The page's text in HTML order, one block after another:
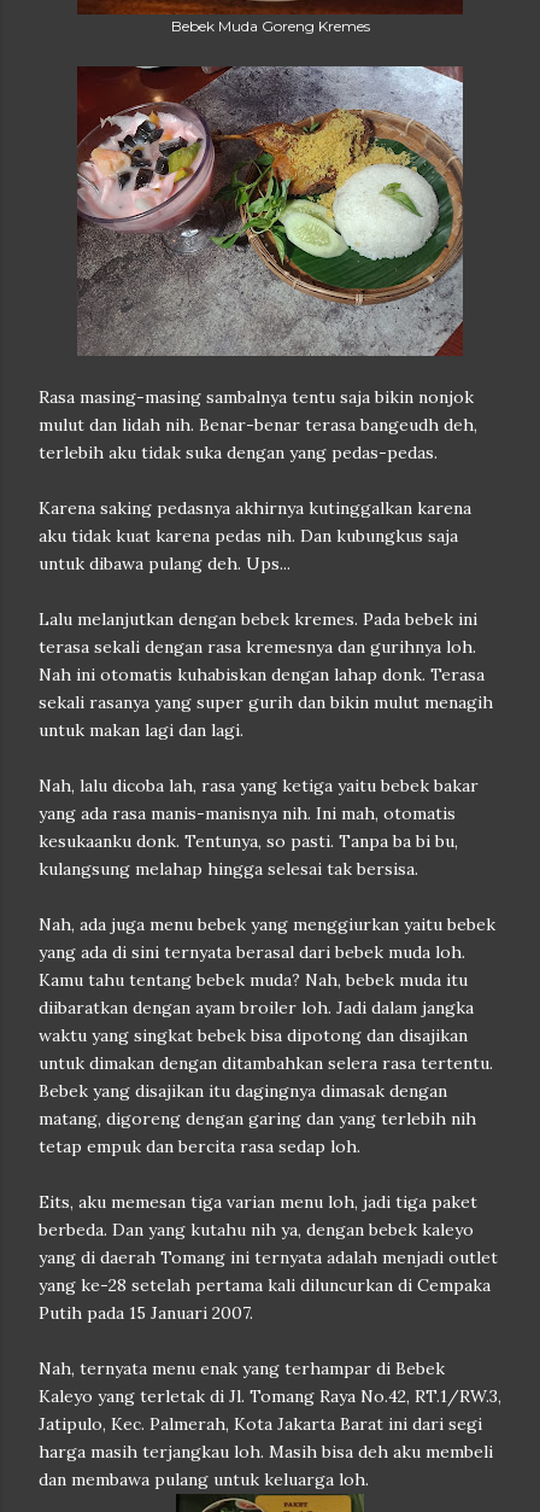
Bebek Muda Goreng Kremes
Rasa masing-masing sambalnya tentu saja bikin nonjok
mulut dan lidah nih. Benar-benar terasa bangeudh deh,
terlebih aku tidak suka dengan yang pedas-pedas.
Karena saking pedasnya akhirnya kutinggalkan karena
aku tidak kuat karena pedas nih. Dan kubungkus saja
untuk dibawa pulang deh. Ups...
Lalu melanjutkan dengan bebek kremes. Pada bebek ini
terasa sekali dengan rasa kremesnya dan gurihnya loh.
Nah ini otomatis kuhabiskan dengan lahap donk. Terasa
sekali rasanya yang super gurih dan bikin mulut menagih
untuk makan lagi dan lagi.
Nah, lalu dicoba lah, rasa yang ketiga yaitu bebek bakar
yang ada rasa manis-manisnya nih. Ini mah, otomatis
kesukaanku donk. Tentunya, so pasti. Tanpa ba bi bu,
kulangsung melahap hingga selesai tak bersisa.
Nah, ada juga menu bebek yang menggiurkan yaitu bebek
yang ada di sini ternyata berasal dari bebek muda loh.
Kamu tahu tentang bebek muda? Nah, bebek muda itu
diibaratkan dengan ayam broiler loh. Jadi dalam jangka
waktu yang singkat bebek bisa dipotong dan disajikan
untuk dimakan dengan ditambahkan selera rasa tertentu.
Bebek yang disajikan itu dagingnya dimasak dengan
matang, digoreng dengan garing dan yang terlebih nih
tetap empuk dan bercita rasa sedap loh.
Eits, aku memesan tiga varian menu loh, jadi tiga paket
berbeda. Dan yang kutahu nih ya, dengan bebek kaleyo
yang di daerah Tomang ini ternyata adalah menjadi outlet
yang ke-28 setelah pertama kali diluncurkan di Cempaka
Putih pada 15 Januari 2007.
Nah, ternyata menu enak yang terhampar di Bebek
Kaleyo yang terletak di Jl. Tomang Raya No.42, RT.1/RW.3,
Jatipulo, Kec. Palmerah, Kota Jakarta Barat ini dari segi
harga masih terjangkau loh. Masih bisa deh aku membeli
dan membawa pulang untuk keluarga loh.